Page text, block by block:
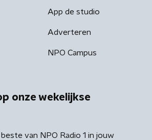
App de studio
Adverteren
NPO Campus
onze wekelijkse
van NPO Radio 1 in jouw